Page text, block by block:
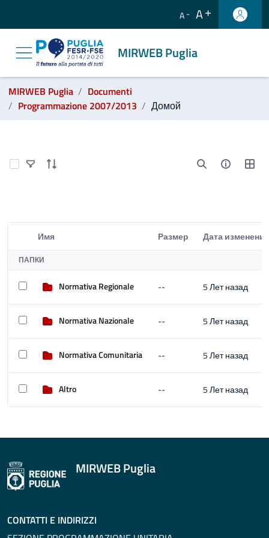
A A
MIRWEB Puglia
MIRWEB Puglia
Documenti
Programmazione 2007/2013
Домой
Select Items
Выбранный элемент
Имя Размер Дата изменения
ПАПКИ
Normativa Regionale -- 5 Лет назад
Normativa Nazionale -- 5 Лет назад
Normativa Comunitaria -- 5 Лет назад
Altro -- 5 Лет назад
MIRWEB Puglia
CONTATTI E INDIRIZZI